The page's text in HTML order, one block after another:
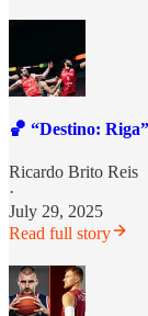
🏀 “Destino:
Ricardo Brito Reis
·
July 29, 2025
Read full story